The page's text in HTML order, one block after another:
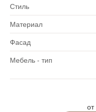
Стиль
Материал
Фасад
Мебель - тип
от